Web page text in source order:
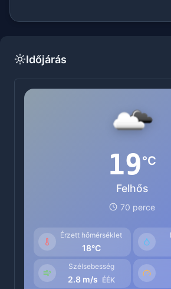
Időjárás
19°C
Felhős
70 perce
Érzett hőmérséklet
18°C
Szélsebesség
2.8 m/s ÉÉK